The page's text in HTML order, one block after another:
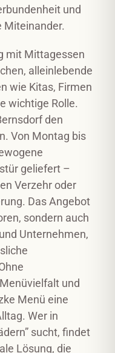
und
Miteinander.
mit Mittagessen
alleinlebende
wie Kitas, Firmen
wichtige Rolle.
den
Von Montag bis
geliefert –
Verzehr oder
Das Angebot
sondern auch
Unternehmen,
und
Menü eine
Wer in
sucht, findet
Lösung, die